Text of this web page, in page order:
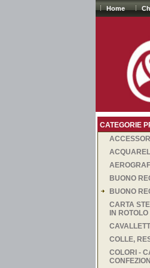
Home
CATEGORIE
ACCESSORI
BUONO
BUONO
CARTA
IN ROTOLO
CAVALLETTI
COLLE,
COLORI -
CONFEZIONI